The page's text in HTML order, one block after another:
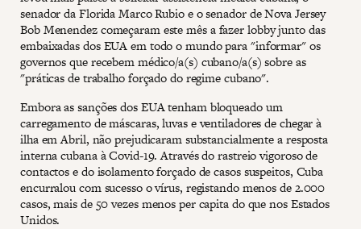
senador da Florida Marco Rubio e o senador de Nova Jersey
Bob Menendez começaram este mês a fazer lobby junto das
embaixadas dos EUA em todo o mundo para "informar" os
governos que recebem médico/a(s) cubano/a(s) sobre as
"práticas de trabalho forçado do regime cubano".
Embora as sanções dos EUA tenham bloqueado um
carregamento de máscaras, luvas e ventiladores de chegar à
ilha em Abril, não prejudicaram substancialmente a resposta
interna cubana à Covid-19. Através do rastreio vigoroso de
contactos e do isolamento forçado de casos suspeitos, Cuba
encurralou com sucesso o vírus, registando menos de 2.000
casos, mais de 50 vezes menos per capita do que nos Estados
Unidos.